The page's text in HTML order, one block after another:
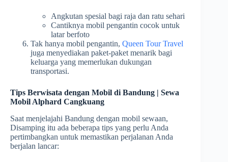
Angkutan spesial bagi raja dan ratu sehari
Cantiknya mobil pengantin cocok untuk
latar berfoto
Tak hanya mobil pengantin, Queen Tour Travel
juga menyediakan paket-paket menarik bagi
keluarga yang memerlukan dukungan
transportasi.
Tips Berwisata dengan Mobil di Bandung | Sewa
Mobil Alphard Cangkuang
Saat menjelajahi Bandung dengan mobil sewaan,
Disamping itu ada beberapa tips yang perlu Anda
pertimbangkan untuk memastikan perjalanan Anda
berjalan lancar: